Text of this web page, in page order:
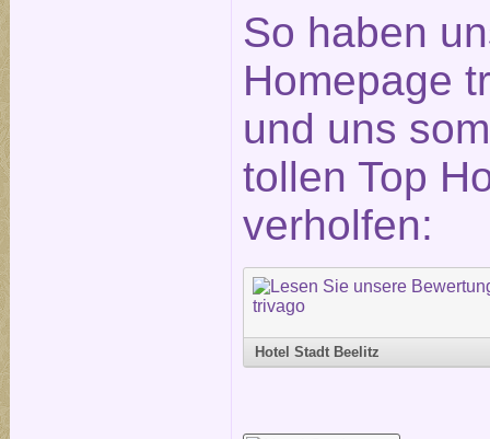
So haben
Homepage
und uns
tollen Top
verholfen:
Hotel Stadt Beelitz